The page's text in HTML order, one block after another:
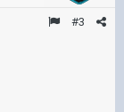
#3